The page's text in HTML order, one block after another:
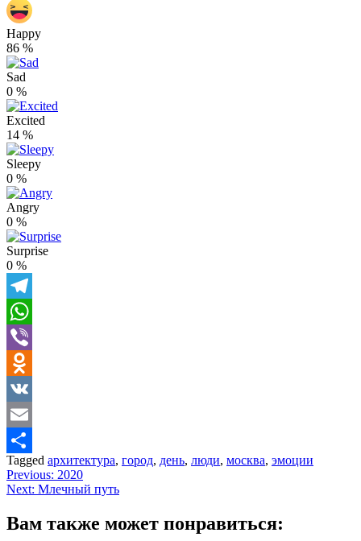
Happy
86 %
Sad
0 %
Excited
14 %
Sleepy
0 %
Angry
0 %
Surprise
0 %
Telegram
WhatsApp
Viber
Odnoklassniki
VK
Email
Отправить
Tagged архитектура, город, день, люди, москва, эмоции
Навигация
по
записям
Previous: 2020
Next: Млечный путь
Вам также может понравиться: